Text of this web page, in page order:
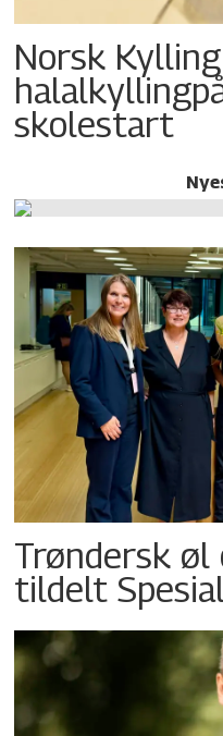
Norsk
skolestart
Trøndersk
tildelt